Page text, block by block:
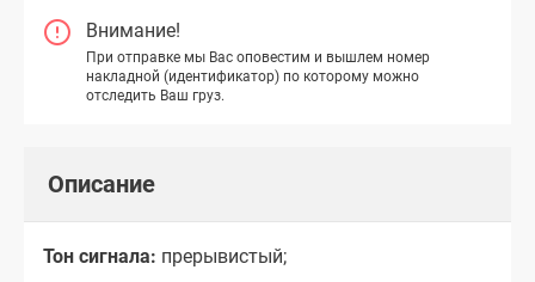
Внимание!
При отправке мы Вас оповестим и вышлем номер
накладной (идентификатор) по которому можно
отследить Ваш груз.
Описание
Тон сигнала: прерывистый;